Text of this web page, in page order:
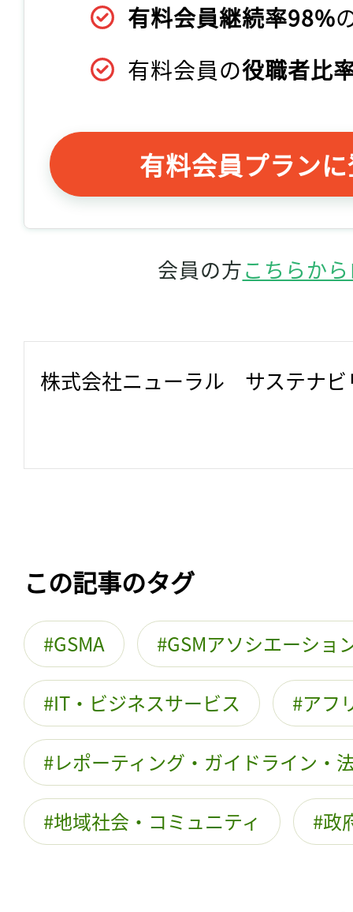
有料会員継続率98%
有料会員の役職者比
有料会員プラン
会員の方こちらか
株式会社ニューラル　サステナ
この記事のタグ
GSMA GSMアソシエーショ
IT・ビジネスサービス アフ
レポーティング・ガイドライン・
地域社会・コミュニティ 政